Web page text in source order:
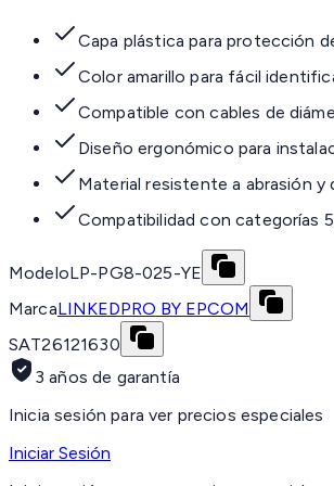
Capa plástica para protección
Color amarillo para fácil
Compatible con cables de
Diseño ergonómico para
Material resistente a abrasión
Compatibilidad con categorías
ModeloLP-PG8-025-YE
MarcaLINKEDPRO BY EPCOM
SAT26121630
3 años de garantía
Inicia sesión para ver precios especiales
Iniciar Sesión